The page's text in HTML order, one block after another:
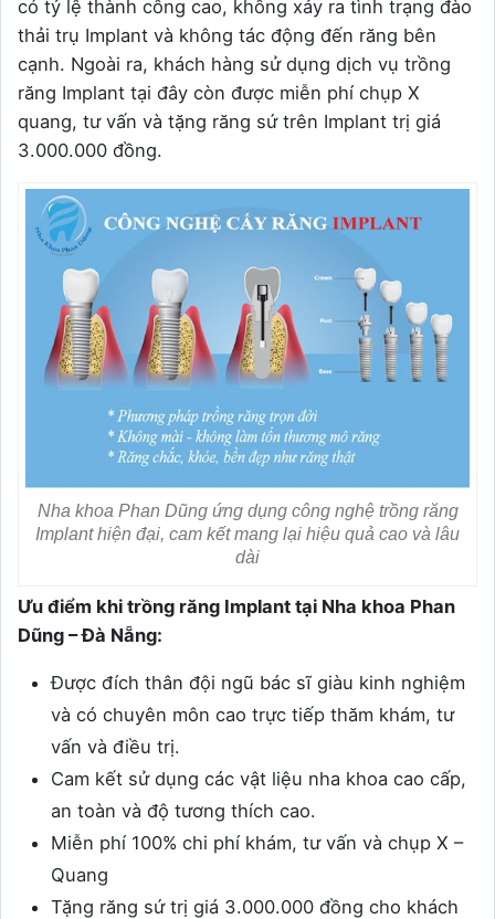
có tỷ lệ thành công cao, không xảy ra tình trạng đào
thải trụ Implant và không tác động đến răng bên
cạnh. Ngoài ra, khách hàng sử dụng dịch vụ trồng
răng Implant tại đây còn được miễn phí chụp X
quang, tư vấn và tặng răng sứ trên Implant trị giá
3.000.000 đồng.
Nha khoa Phan Dũng ứng dụng công nghệ trồng răng
Implant hiện đại, cam kết mang lại hiệu quả cao và lâu
dài
Ưu điểm khi trồng răng Implant tại Nha khoa Phan
Dũng – Đà Nẵng:
Được đích thân đội ngũ bác sĩ giàu kinh nghiệm
và có chuyên môn cao trực tiếp thăm khám, tư
vấn và điều trị.
Cam kết sử dụng các vật liệu nha khoa cao cấp,
an toàn và độ tương thích cao.
Miễn phí 100% chi phí khám, tư vấn và chụp X –
Quang
Tặng răng sứ trị giá 3.000.000 đồng cho khách